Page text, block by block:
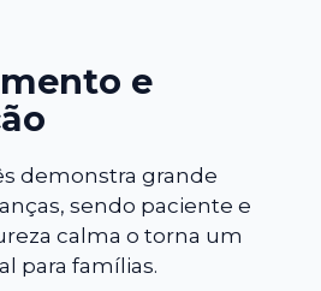
e
demonstra grande
sendo paciente e
calma o torna um
para famílias.